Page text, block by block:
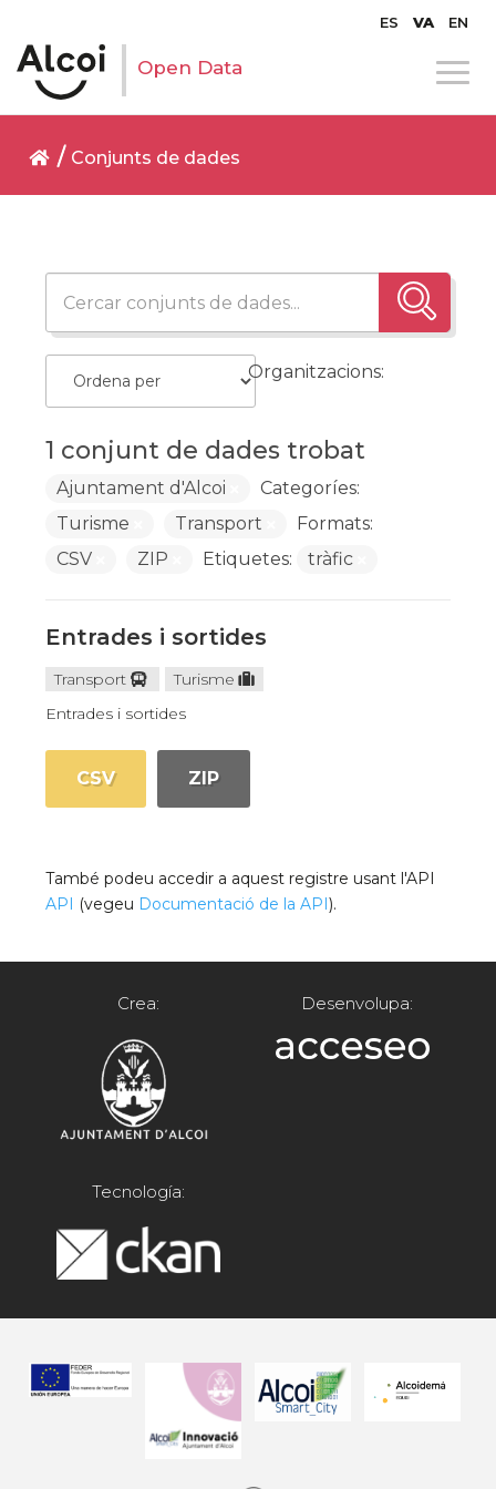
ES VA EN
Open Data
Conjunts de dades
1 conjunt de dades trobat
Organitzacions:
Ajuntament d'Alcoi
Categoríes:
Turisme
Transport
Formats:
CSV
ZIP Etiquetes: tràfic
Entrades i sortides
Transport
Turisme
Entrades i sortides
CSV ZIP
També podeu accedir a aquest registre usant l'API
API (vegeu Documentació de la API).
Crea: Desenvolupa:
Tecnología: